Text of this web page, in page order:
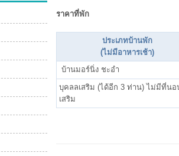
ราคาที่พัก
ประเภทบ้านพัก
(ไม่มีอาหารเช้า)
บ้านมอร์นิ่ง ชะอำ
บุคลลเสริม (ได้อีก 3 ท่าน) ไม่มีที่นอ
เสริม